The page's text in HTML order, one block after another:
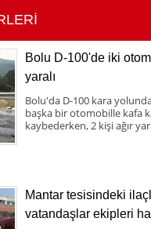
Bolu D-100'de iki
yaralı
Bolu'da D-100 kara
başka bir otomobille kafa
kaybederken, 2 kişi ağır
Mantar tesisindeki
vatandaşlar ekipleri